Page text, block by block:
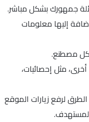
جمهورك بشكل مباشر.
إليها معلومات
مصطنع.
مثل إحصائيات،
لرفع زيارات الموقع